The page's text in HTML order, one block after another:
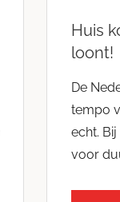
Huis
loont!
De
tempo
echt.
voor